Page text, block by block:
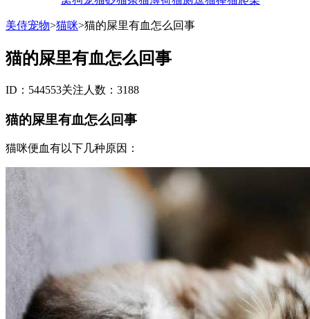
美侍宠物>猫咪>猫的屎里有血怎么回事
猫的屎里有血怎么回事
ID：544553关注人数：3188
猫的屎里有血怎么回事
猫咪便血有以下几种原因：